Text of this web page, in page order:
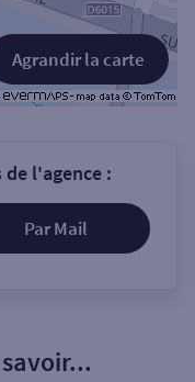
Agrandir la carte
l'agence :
Par Mail